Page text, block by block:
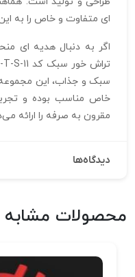
ای متفاوت و خاص را به
اگر به دنبال هدیه‌ ای
سبک و جذاب، این مجموعه
خاص مناسب بوده و
مقرون‌ به‌ صرفه را ارائه
دیدگاه‌ها
محصولات مشابه